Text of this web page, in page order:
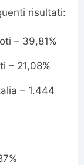
risultati:
– 39,81%
– 21,08%
– 1.444